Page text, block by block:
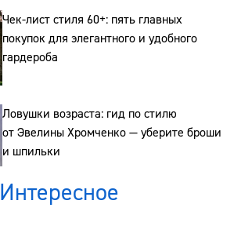
Чек-лист стиля 60+: пять главных
покупок для элегантного и удобного
гардероба
Ловушки возраста: гид по стилю
от Эвелины Хромченко — уберите броши
и шпильки
Интересное
Адрес:
Телефон: